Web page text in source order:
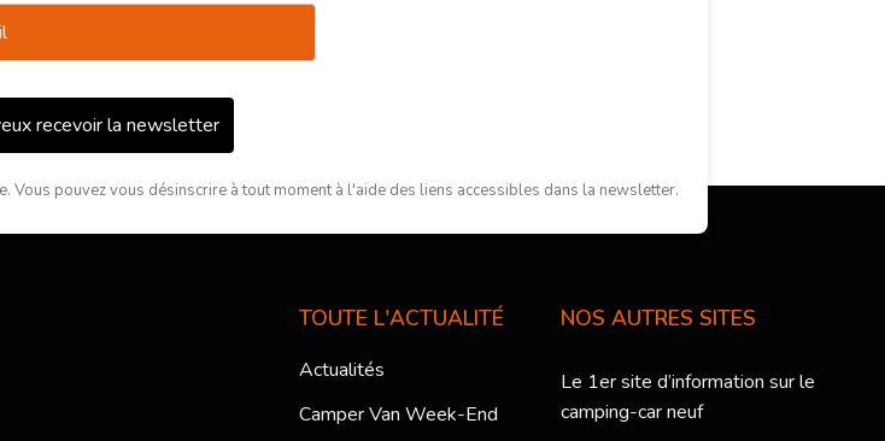
recevoir la newsletter
Vous pouvez vous désinscrire à tout moment à l'aide des liens accessibles dans la newsletter.
TOUTE L'ACTUALITÉ
Actualités
Camper Van Week-End
NOS AUTRES SITES
Le 1er site d’information sur le
camping-car neuf